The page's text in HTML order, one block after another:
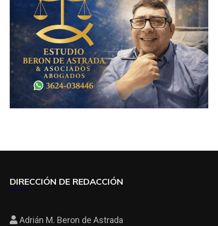
DIRECCIÓN DE REDACCIÓN
Adrián M. Beron de Astrada